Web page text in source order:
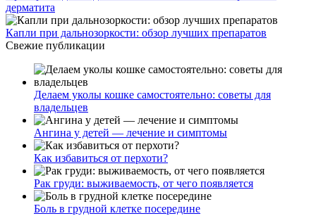
дерматита
Капли при дальнозоркости: обзор лучших препаратов
Свежие публикации
Делаем уколы кошке самостоятельно: советы для
владельцев
Ангина у детей — лечение и симптомы
Как избавиться от перхоти?
Рак груди: выживаемость, от чего появляется
Боль в грудной клетке посередине